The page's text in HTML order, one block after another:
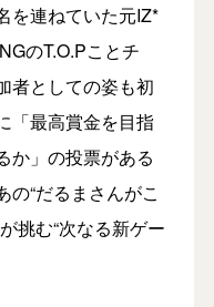
を連ねていた元IZ*
のT.O.Pことチ
者としての姿も初
「最高賞金を目指
か」の投票がある
の“だるまさんがこ
挑む“次なる新ゲー